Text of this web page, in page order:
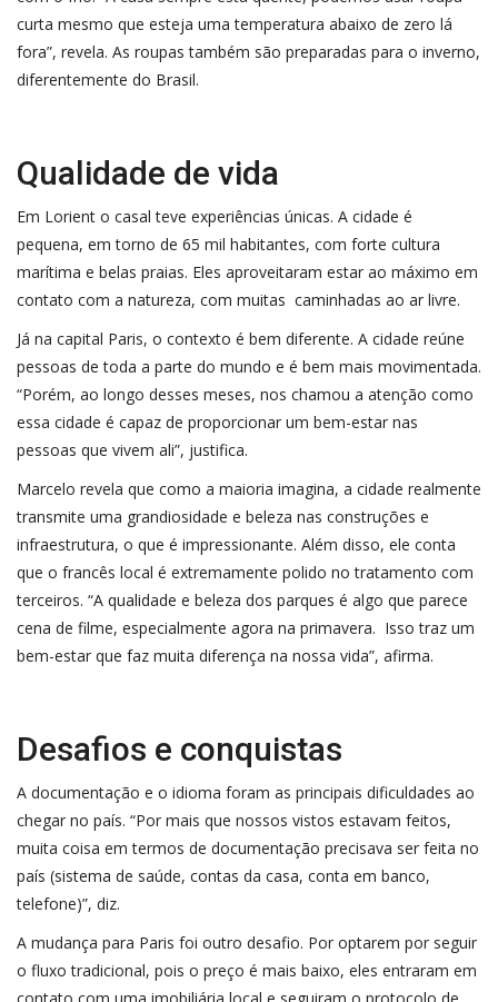
curta mesmo que esteja uma temperatura abaixo de zero lá
fora”, revela. As roupas também são preparadas para o inverno,
diferentemente do Brasil.
Qualidade de vida
Em Lorient o casal teve experiências únicas. A cidade é
pequena, em torno de 65 mil habitantes, com forte cultura
marítima e belas praias. Eles aproveitaram estar ao máximo em
contato com a natureza, com muitas caminhadas ao ar livre.
Já na capital Paris, o contexto é bem diferente. A cidade reúne
pessoas de toda a parte do mundo e é bem mais movimentada.
“Porém, ao longo desses meses, nos chamou a atenção como
essa cidade é capaz de proporcionar um bem-estar nas
pessoas que vivem ali”, justifica.
Marcelo revela que como a maioria imagina, a cidade realmente
transmite uma grandiosidade e beleza nas construções e
infraestrutura, o que é impressionante. Além disso, ele conta
que o francês local é extremamente polido no tratamento com
terceiros. “A qualidade e beleza dos parques é algo que parece
cena de filme, especialmente agora na primavera. Isso traz um
bem-estar que faz muita diferença na nossa vida”, afirma.
Desafios e conquistas
A documentação e o idioma foram as principais dificuldades ao
chegar no país. “Por mais que nossos vistos estavam feitos,
muita coisa em termos de documentação precisava ser feita no
país (sistema de saúde, contas da casa, conta em banco,
telefone)”, diz.
A mudança para Paris foi outro desafio. Por optarem por seguir
o fluxo tradicional, pois o preço é mais baixo, eles entraram em